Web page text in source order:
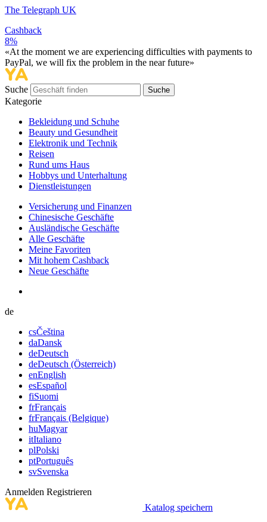
The Telegraph UK
Cashback
8%
«At the moment we are experiencing difficulties with payments to
PayPal, we will fix the problem in the near future»
Suche Suche
Kategorie
Bekleidung und Schuhe
Beauty und Gesundheit
Elektronik und Technik
Reisen
Rund ums Haus
Hobbys und Unterhaltung
Dienstleistungen
Versicherung und Finanzen
Chinesische Geschäfte
Ausländische Geschäfte
Alle Geschäfte
Meine Favoriten
Mit hohem Cashback
Neue Geschäfte
de
csČeština
daDansk
deDeutsch
deDeutsch (Österreich)
enEnglish
esEspañol
fiSuomi
frFrançais
frFrançais (Belgique)
huMagyar
itItaliano
plPolski
ptPortuguês
svSvenska
Anmelden Registrieren
Katalog speichern